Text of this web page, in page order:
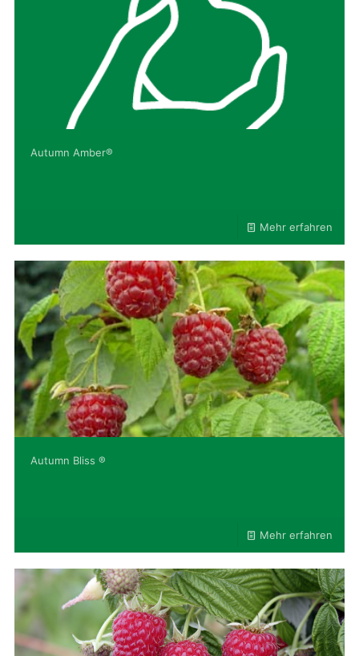
Autumn Amber®
Mehr erfahren
Autumn Bliss ®
Mehr erfahren